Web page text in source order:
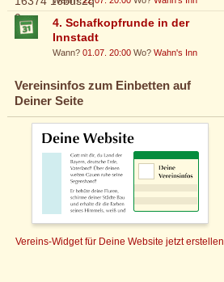
4. Schafkopfrunde in der
Innstadt
Wann?01.07. 20:00 Wo?Wahn's Inn
Vereinsinfos zum Einbetten auf
Deiner Seite
Vereins-Widget für Deine Website jetzt erstellen